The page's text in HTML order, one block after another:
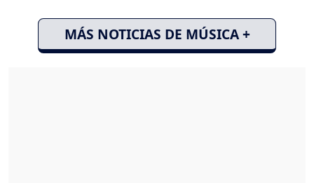
MÁS NOTICIAS DE MÚSICA +